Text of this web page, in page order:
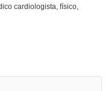
cardiologista, físico,